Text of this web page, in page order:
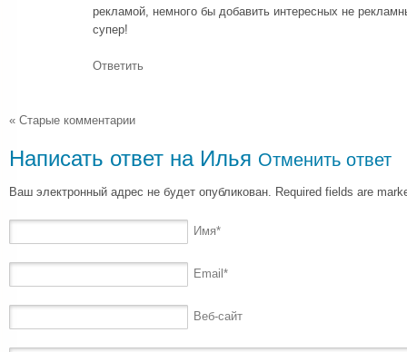
рекламой, немного бы добавить интересных не
супер!
Ответить
« Старые комментарии
Написать ответ на Илья Отменить ответ
Ваш электронный адрес не будет опубликован. Required fields are
Имя*
Email *
Веб-сайт